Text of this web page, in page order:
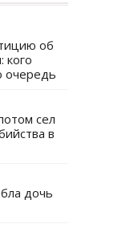
об
кого
очередь
сел
в
дочь